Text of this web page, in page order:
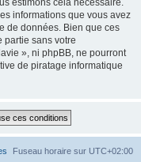
estimons cela nécessaire.
informations que vous avez
de données. Bien que ces
partie sans votre
», ni phpBB, ne pourront
de piratage informatique
Fuseau horaire sur UTC+02:00